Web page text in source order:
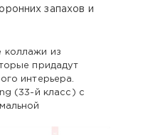
запахов и
коллажи из
придадут
интерьера.
(33-й класс) с